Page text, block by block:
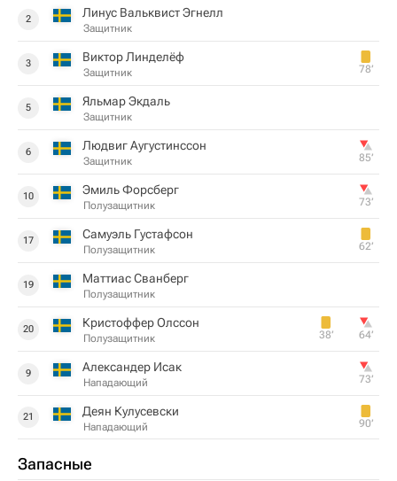
2 Линус Вальквист Эгнелл
Защитник
3 Виктор Линделёф
Защитник 78‎’‎
5 Яльмар Экдаль
Защитник
6 Людвиг Аугустинссон
Защитник 85‎’‎
10 Эмиль Форсберг
Полузащитник 73‎’‎
17 Самуэль Густафсон
Полузащитник 62‎’‎
19 Маттиас Сванберг
Полузащитник
20 Кристоффер Олссон
Полузащитник 38‎’‎ 64‎’‎
9 Александер Исак
Нападающий 73‎’‎
21 Деян Кулусевски
Нападающий 90‎’‎
Запасные